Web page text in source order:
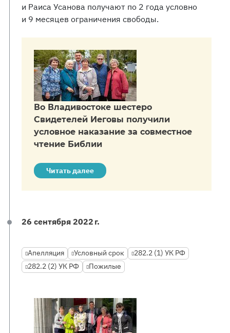
и Раиса Усанова получают по 2 года условно
и 9 месяцев ограничения свободы.
Во Владивостоке шестеро
Свидетелей Иеговы получили
условное наказание за совместное
чтение Библии
Читать далее
26 сентября 2022 г.
Апелляция Условный срок
282.2 (1) УК РФ
282.2 (2) УК РФ
Пожилые